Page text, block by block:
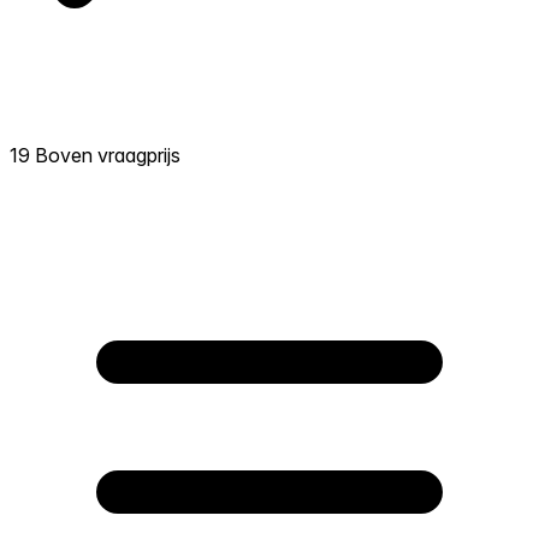
19 Boven vraagprijs